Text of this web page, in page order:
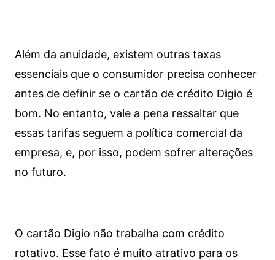
Além da anuidade, existem outras taxas
essenciais que o consumidor precisa conhecer
antes de definir se o cartão de crédito Digio é
bom. No entanto, vale a pena ressaltar que
essas tarifas seguem a política comercial da
empresa, e, por isso, podem sofrer alterações
no futuro.
O cartão Digio não trabalha com crédito
rotativo. Esse fato é muito atrativo para os